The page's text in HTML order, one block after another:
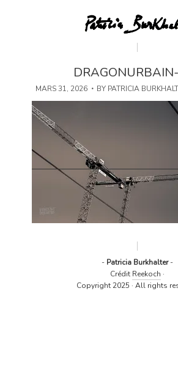
MARS 31, 2026 BY PATRICIA
- Patricia Burkhalter-
Crédit Reekoch ·
Copyright 2025 · All rights